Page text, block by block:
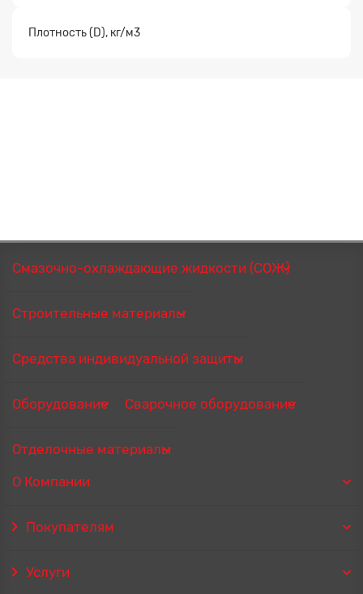
Плотность (D), кг/м3
Смазочно-охлаждающие жидкости (СОЖ)
Строительные материалы
Средства индивидуальной защиты
Оборудование Сварочное оборудование
Отделочные материалы
О Компании
Покупателям
Услуги